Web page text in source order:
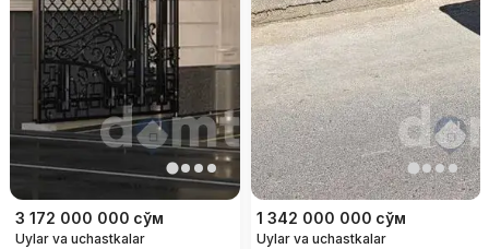
3 172 000 000 сўм
Uylar va uchastkalar
1 342 000 000 сўм
Uylar va uchastkalar